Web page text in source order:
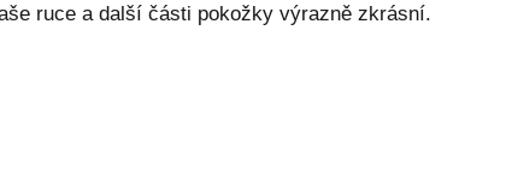
ruce a další části pokožky výrazně zkrásní.